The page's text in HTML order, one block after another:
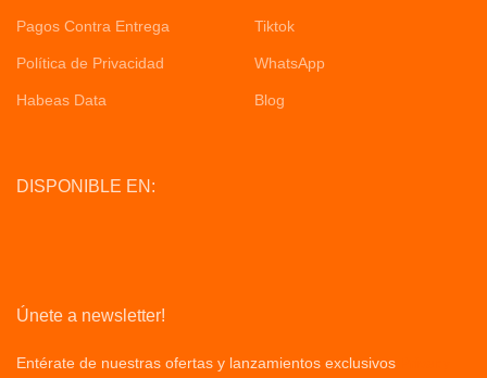
Pagos Contra Entrega
Política de Privacidad
Habeas Data
Tiktok
WhatsApp
Blog
DISPONIBLE EN:
Únete a newsletter!
Entérate de nuestras ofertas y lanzamientos exclusivos